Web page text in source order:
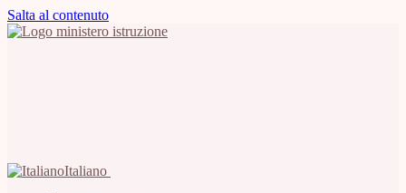
Salta al contenuto
Italiano